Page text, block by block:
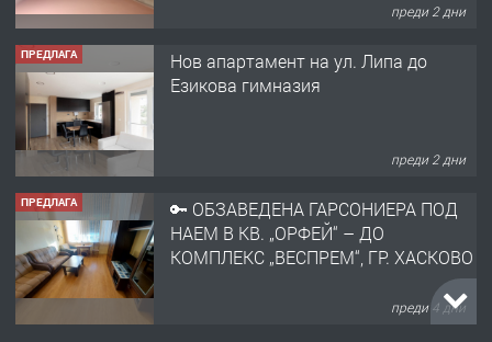
преди 2 дни
ПРЕДЛАГА
Нов апартамент на ул. Липа до
Езикова гимназия
преди 2 дни
ПРЕДЛАГА
🔑 ОБЗАВЕДЕНА ГАРСОНИЕРА ПОД
НАЕМ В КВ. „ОРФЕЙ“ – ДО
КОМПЛЕКС „ВЕСПРЕМ“, ГР. ХАСКОВО
преди 4 дни